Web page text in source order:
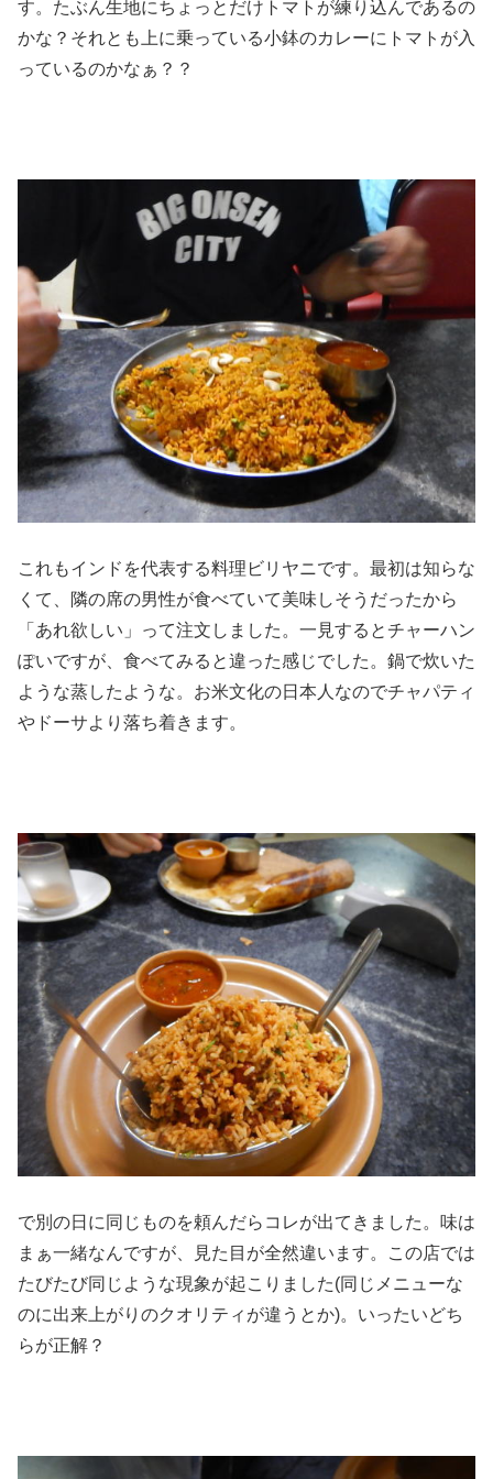
す。たぶん生地にちょっとだけトマトが練り込んであるの
かな？それとも上に乗っている小鉢のカレーにトマトが入
っているのかなぁ？？
これもインドを代表する料理ビリヤニです。最初は知らな
くて、隣の席の男性が食べていて美味しそうだったから
「あれ欲しい」って注文しました。一見するとチャーハン
ぽいですが、食べてみると違った感じでした。鍋で炊いた
ような蒸したような。お米文化の日本人なのでチャパティ
やドーサより落ち着きます。
で別の日に同じものを頼んだらコレが出てきました。味は
まぁ一緒なんですが、見た目が全然違います。この店では
たびたび同じような現象が起こりました(同じメニューな
のに出来上がりのクオリティが違うとか)。いったいどち
らが正解？